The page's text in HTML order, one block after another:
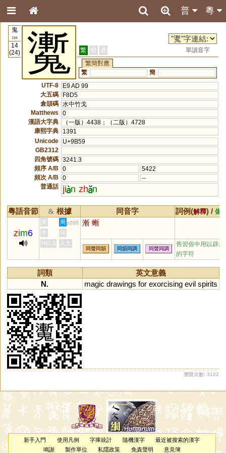
粵
普
鬼
194
14
(24)
魙 繁 簡 港
單讀音字
繁簡對應
繁
簡
UTF-8
E9 AD 99
大五碼
F8D5
倉頡碼 水中竹戈
Matthews
0
漢語大字典
（一版）4438；（二版）4728
康熙字典
1391
Unicode
U+9B59
GB2312
四角號碼 3241.3
頻序 A/B
0
5422
頻次 A/B
0
--
普通話
ji n zh n
粵語音節 & 根據 同音字 詞例(解釋) / 備
zim6
黃 周 p205 漸 螹
李
何
HKLS
人文
同聲同韻 同韻同調 同聲同調
舊習俗中用以辟邪
的字符
詞類
英文意義
N.
magic drawings for exorcising evil spirits
瀏覽次數: 3122
新手入門 使用凡例 字庫統計 隨機漢字
最近被搜索的漢字
鳴謝
製作單位 私隱政策 免責聲明 意見簿